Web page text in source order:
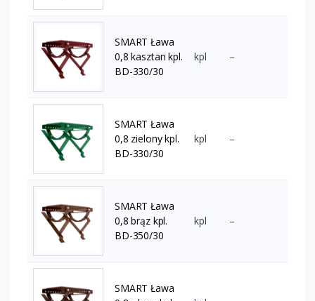
SMART Ława
0,8 kasztan kpl.
BD-330/30
kpl –
SMART Ława
0,8 zielony kpl.
BD-330/30
kpl –
SMART Ława
0,8 brąz kpl.
BD-350/30
kpl –
SMART Ława